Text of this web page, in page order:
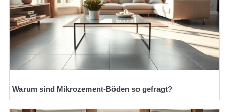
Warum sind Mikrozement-Böden so gefragt?